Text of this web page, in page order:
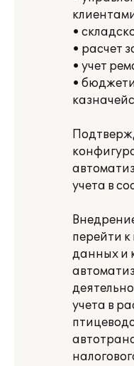
•
• расчет
• учет
•
учета в
перейти
данных и
учета в